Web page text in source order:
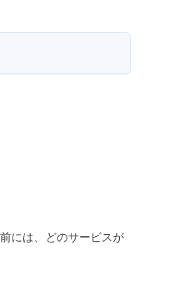
には、どのサービスが